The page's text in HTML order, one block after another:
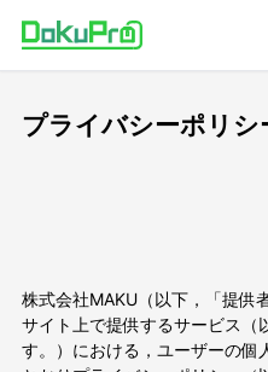
プライバシーポリシ
株式会社MAKU（以下，「提供
サイト上で提供するサービス（
す。）における，ユーザーの個